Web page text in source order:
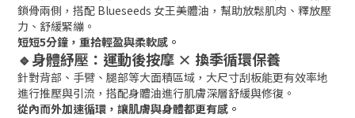
鎖骨兩側，搭配 Blueseeds 女王美體油，幫助放鬆肌肉、釋放壓
力、舒緩緊繃。
短短5分鐘，重拾輕盈與柔軟感。
🔹身體紓壓：運動後按摩 × 換季循環保養
針對背部、手臂、腿部等大面積區域，大尺寸刮板能更有效率地
進行推壓與引流，搭配身體油進行肌膚深層舒緩與修復。
從內而外加速循環，讓肌膚與身體都更有感。